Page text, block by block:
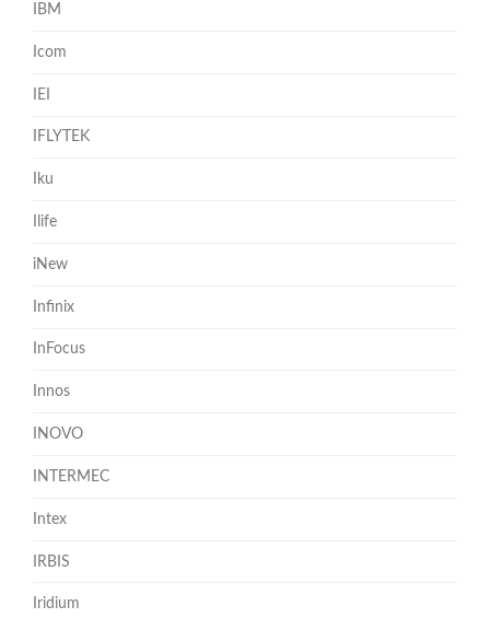
IBM
Icom
IEI
IFLYTEK
Iku
Ilife
iNew
Infinix
InFocus
Innos
INOVO
INTERMEC
Intex
IRBIS
Iridium